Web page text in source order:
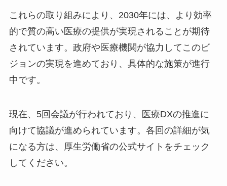
これらの取り組みにより、2030年には、より効率
的で質の高い医療の提供が実現されることが期待
されています。政府や医療機関が協力してこのビ
ジョンの実現を進めており、具体的な施策が進行
中です。
現在、5回会議が行われており、医療DXの推進に
向けて協議が進められています。各回の詳細が気
になる方は、厚生労働省の公式サイトをチェック
してください。